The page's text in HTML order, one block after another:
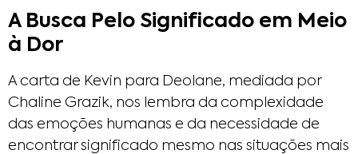
A Busca Pelo Significado em Meio
à Dor
A carta de Kevin para Deolane, mediada por
Chaline Grazik, nos lembra da complexidade
das emoções humanas e da necessidade de
encontrar significado mesmo nas situações mais